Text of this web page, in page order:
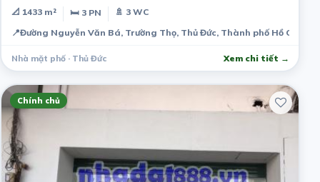
📐 1433 m² 🛏 3 PN
🚿 3 WC
📍Đường Nguyễn Văn Bá, Trường Thọ, Thủ Đức, Thành phố Hồ Chí
Nhà mặt phố · Thủ Đức Xem chi tiết →
Chính chủ